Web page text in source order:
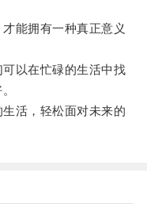
能拥有一种真正意义
以在忙碌的生活中找
活，轻松面对未来的